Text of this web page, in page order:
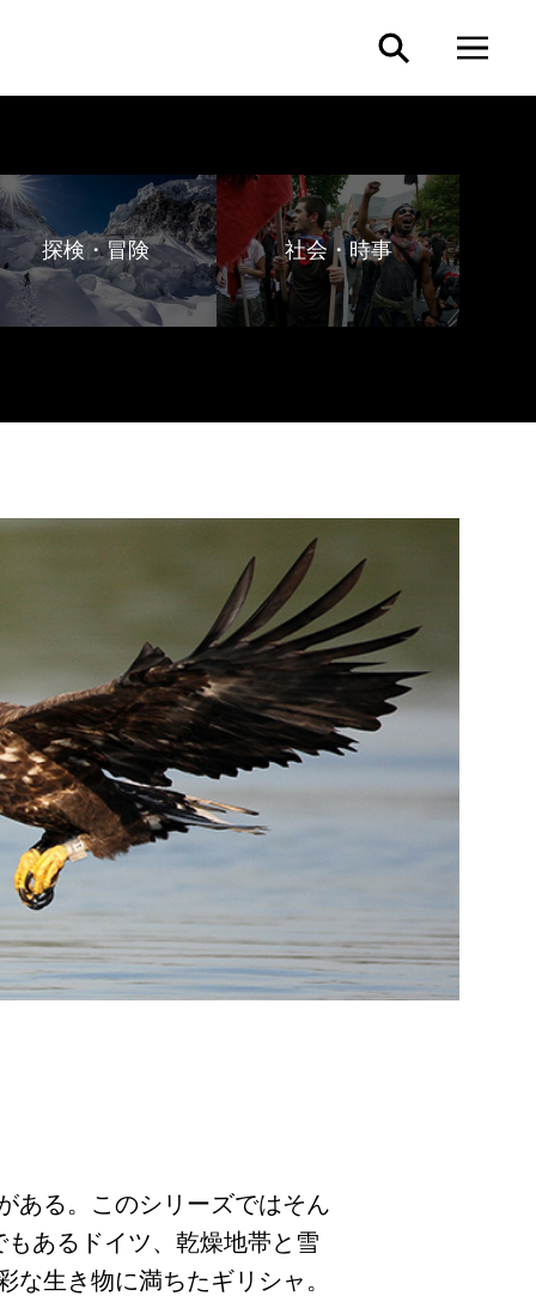
探検・冒険 社会・時事
ある。このシリーズではそん
あるドイツ、乾燥地帯と雪
生き物に満ちたギリシャ。